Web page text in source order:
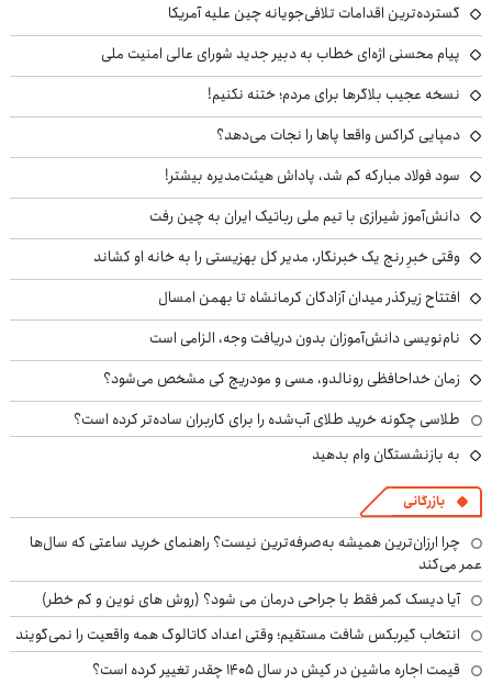
گسترده‌ترین اقدامات تلافی‌جویانه چین علیه آمریکا
پیام محسنی اژه‌ای خطاب به دبیر جدید شورای عالی امنیت ملی
نسخه عجیب بلاگرها برای مردم؛ ختنه نکنیم!
دمپایی کراکس واقعا پاها را نجات می‌دهد؟
سود فولاد مبارکه کم شد، پاداش هیئت‌مدیره بیشتر!
دانش‌آموز شیرازی با تیم ملی رباتیک ایران به چین رفت
وقتی خبرِ رنج یک خبرنگار، مدیر کل بهزیستی را به خانه او کشاند
افتتاح زیرگذر میدان آزادگان کرمانشاه تا بهمن امسال
نام‌نویسی دانش‌آموزان بدون دریافت وجه، الزامی است
زمان خداحافظی رونالدو، مسی و مودریچ کی مشخص می‌شود؟
طلاسی چگونه خرید طلای آب‌شده را برای کاربران ساده‌تر کرده است؟
به بازنشستگان وام بدهید
بازرگانی
چرا ارزان‌ترین همیشه به‌صرفه‌ترین نیست؟ راهنمای خرید ساعتی که سال‌ها
عمر می‌کند
آیا دیسک کمر فقط با جراحی درمان می شود؟ (روش های نوین و کم خطر)
انتخاب گیربکس شافت مستقیم؛ وقتی اعداد کاتالوگ همه واقعیت را نمی‌گویند
قیمت اجاره ماشین در کیش در سال ۱۴۰۵ چقدر تغییر کرده است؟